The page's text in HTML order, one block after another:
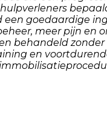
goedaardige
meer pijn en
behandeld
en